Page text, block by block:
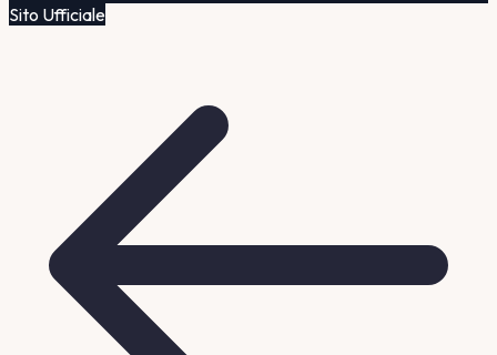
Sito Ufficiale